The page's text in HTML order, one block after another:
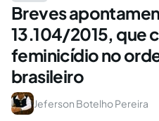
Breves
13.104/2015, que
feminicídio no
brasileiro
Jeferson Botelho Pereira